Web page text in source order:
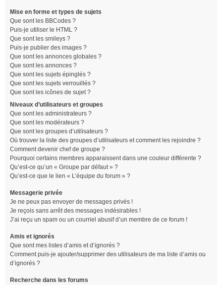
Mise en forme et types de sujets
Que sont les BBCodes ?
Puis-je utiliser le HTML ?
Que sont les smileys ?
Puis-je publier des images ?
Que sont les annonces globales ?
Que sont les annonces ?
Que sont les sujets épinglés ?
Que sont les sujets verrouillés ?
Que sont les icônes de sujet ?
Niveaux d’utilisateurs et groupes
Que sont les administrateurs ?
Que sont les modérateurs ?
Que sont les groupes d’utilisateurs ?
Où trouver la liste des groupes d’utilisateurs et comment les rejoindre ?
Comment devenir chef de groupe ?
Pourquoi certains membres apparaissent dans une couleur différente ?
Qu’est-ce qu’un « Groupe par défaut » ?
Qu’est-ce que le lien « L’équipe du forum » ?
Messagerie privée
Je ne peux pas envoyer de messages privés !
Je reçois sans arrêt des messages indésirables !
J’ai reçu un spam ou un courriel abusif d’un membre de ce forum !
Amis et ignorés
Que sont mes listes d’amis et d’ignorés ?
Comment puis-je ajouter/supprimer des utilisateurs de ma liste d’amis ou
d’ignorés ?
Recherche dans les forums